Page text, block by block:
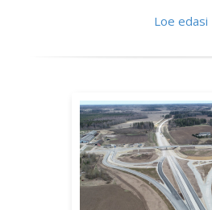
Loe edasi